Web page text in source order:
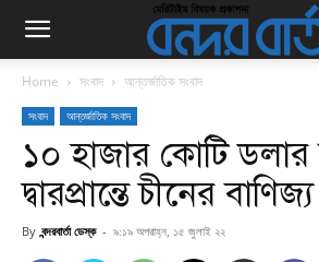
Home সংবাদ আন্তর্জাতিক সংবাদ
সংবাদ আন্তর্জাতিক সংবাদ
১০ হাজার কোটি ডলার
দ্বারপ্রান্তে চীনের
By বন্দরবার্তা ডেস্ক - ৯:১৯ অপরাহ্ন, ১৫ জুলাই ২২